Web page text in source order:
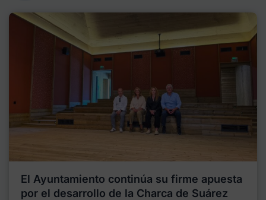
El Ayuntamiento continúa su firme apuesta
por el desarrollo de la Charca de Suárez